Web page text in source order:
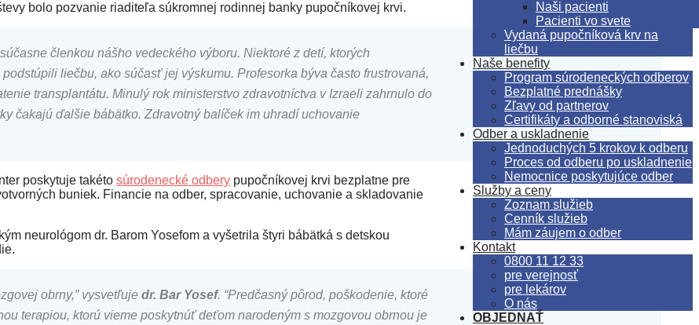
Naši pacienti
Pacienti vo svete
Vydaná pupočníková krv na
liečbu
Naše benefity
Program súrodeneckých odberov
Bezplatné prednášky
Zľavy od partnerov
Certifikáty a odborné stanoviská
Odber a uskladnenie
Jednoduchých 5 krokov k odberu
Proces od odberu po uskladnenie
Nemocnice poskytujúce odber
Služby a ceny
Zoznam služieb
Cenník služieb
Mám záujem o odber
Kontakt
0800 11 12 33
pre verejnosť
pre lekárov
O nás
OBJEDNAŤ
bolo pozvanie riaditeľa súkromnej rodinnej banky pupočníkovej krvi.
členkou nášho vedeckého výboru. Niektoré z detí, ktorých
liečbu, ako súčasť jej výskumu. Profesorka býva často frustrovaná,
transplantátu. Minulý rok ministerstvo zdravotníctva v Izraeli zahrnulo do
čakajú ďalšie bábätko. Zdravotný balíček im uhradí uchovanie
poskytuje takéto súrodenecké odbery pupočníkovej krvi bezplatne pre
buniek. Financie na odber, spracovanie, uchovanie a skladovanie
neurológom dr. Barom Yosefom a vyšetrila štyri bábätká s detskou
obrny,”vysvetľuje dr. Bar Yosef. “Predčasný pôrod, poškodenie, ktoré
terapiou, ktorú vieme poskytnúť deťom narodeným s mozgovou obrnou je